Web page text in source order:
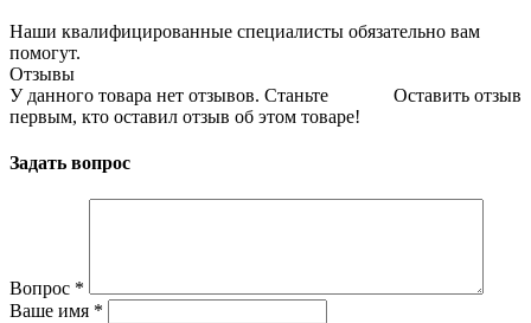
Наши квалифицированные специалисты обязательно вам
помогут.
Отзывы
Оставить отзыв
У данного товара нет отзывов. Станьте
первым, кто оставил отзыв об этом товаре!
Задать вопрос
Вопрос *
Ваше имя *